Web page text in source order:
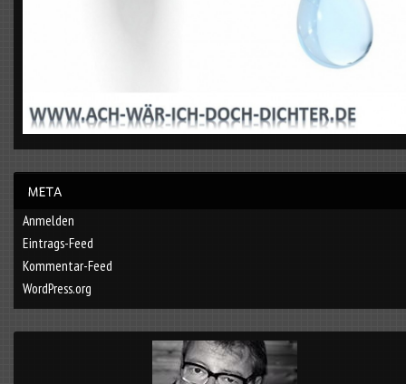
Anmelden
Eintrags-Feed
Kommentar-Feed
WordPress.org